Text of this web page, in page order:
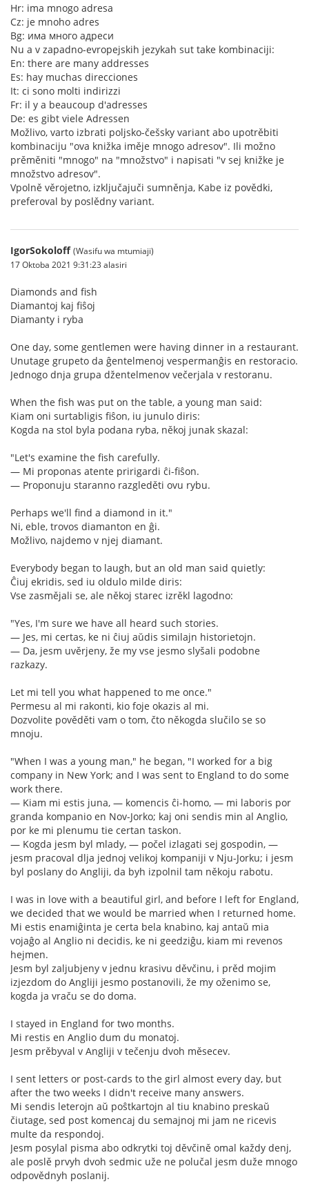
Hr: ima mnogo adresa
Cz: je mnoho adres
Bg: има много адреси
Nu a v zapadno-evropejskih jezykah sut take kombinaciji:
En: there are many addresses
Es: hay muchas direcciones
It: ci sono molti indirizzi
Fr: il y a beaucoup d'adresses
De: es gibt viele Adressen
Možlivo, varto izbrati poljsko-češsky variant abo upotrěbiti
kombinaciju "ova knižka iměje mnogo adresov". Ili možno
prěměniti "mnogo" na "množstvo" i napisati "v sej knižke je
množstvo adresov".
Vpolně věrojetno, izključajuči sumněnja, Kabe iz povědki,
preferoval by poslědny variant.
IgorSokoloff (Wasifu wa mtumiaji)
17 Oktoba 2021 9:31:23 alasiri
Diamonds and fish
Diamantoj kaj fiŝoj
Diamanty i ryba
One day, some gentlemen were having dinner in a restaurant.
Unutage grupeto da ĝentelmenoj vespermanĝis en restoracio.
Jednogo dnja grupa džentelmenov večerjala v restoranu.
When the fish was put on the table, a young man said:
Kiam oni surtabligis fiŝon, iu junulo diris:
Kogda na stol byla podana ryba, někoj junak skazal:
"Let's examine the fish carefully.
— Mi proponas atente pririgardi ĉi-fiŝon.
— Proponuju staranno razgleděti ovu rybu.
Perhaps we'll find a diamond in it."
Ni, eble, trovos diamanton en ĝi.
Možlivo, najdemo v njej diamant.
Everybody began to laugh, but an old man said quietly:
Ĉiuj ekridis, sed iu oldulo milde diris:
Vse zasmějali se, ale někoj starec izrěkl lagodno:
"Yes, I'm sure we have all heard such stories.
— Jes, mi certas, ke ni ĉiuj aŭdis similajn historietojn.
— Da, jesm uvěrjeny, že my vse jesmo slyšali podobne
razkazy.
Let mi tell you what happened to me once."
Permesu al mi rakonti, kio foje okazis al mi.
Dozvolite pověděti vam o tom, čto někogda slučilo se so
mnoju.
"When I was a young man," he began, "I worked for a big
company in New York; and I was sent to England to do some
work there.
— Kiam mi estis juna, — komencis ĉi-homo, — mi laboris por
granda kompanio en Nov-Jorko; kaj oni sendis min al Anglio,
por ke mi plenumu tie certan taskon.
— Kogda jesm byl mlady, — počel izlagati sej gospodin, —
jesm pracoval dlja jednoj velikoj kompaniji v Nju-Jorku; i jesm
byl poslany do Angliji, da byh izpolnil tam někoju rabotu.
I was in love with a beautiful girl, and before I left for England,
we decided that we would be married when I returned home.
Mi estis enamiĝinta je certa bela knabino, kaj antaŭ mia
vojaĝo al Anglio ni decidis, ke ni geedziĝu, kiam mi revenos
hejmen.
Jesm byl zaljubjeny v jednu krasivu děvčinu, i prěd mojim
izjezdom do Angliji jesmo postanovili, že my oženimo se,
kogda ja vraču se do doma.
I stayed in England for two months.
Mi restis en Anglio dum du monatoj.
Jesm prěbyval v Angliji v tečenju dvoh měsecev.
I sent letters or post-cards to the girl almost every day, but
after the two weeks I didn't receive many answers.
Mi sendis leterojn aŭ poŝtkartojn al tiu knabino preskaŭ
čiutage, sed post komencaj du semajnoj mi jam ne ricevis
multe da respondoj.
Jesm posylal pisma abo odkrytki toj děvčině omal každy denj,
ale poslě prvyh dvoh sedmic uže ne polučal jesm duže mnogo
odpovědnyh poslanij.